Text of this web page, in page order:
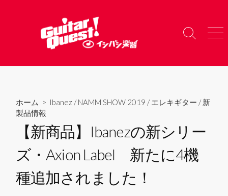
へ
検
り
メ
ー
ホーム > Ibanez /NAMM SHOW 2019 /エレキギター /新
製品情報
【新商品】Ibanezの新シリー
ズ・Axion Label 新たに4機
種追加されました！